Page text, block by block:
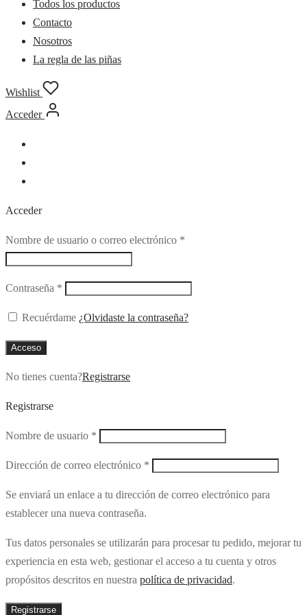
Todos los productos
Contacto
Nosotros
La regla de las piñas
Wishlist
Acceder
Acceder
Nombre de usuario o correo electrónico *
Contraseña *
Recuérdame ¿Olvidaste la contraseña?
Acceso
No tienes cuenta?Registrarse
Registrarse
Nombre de usuario *
Dirección de correo electrónico *
Se enviará un enlace a tu dirección de correo electrónico para
establecer una nueva contraseña.
Tus datos personales se utilizarán para procesar tu pedido, mejorar tu
experiencia en esta web, gestionar el acceso a tu cuenta y otros
propósitos descritos en nuestra política de privacidad.
Registrarse